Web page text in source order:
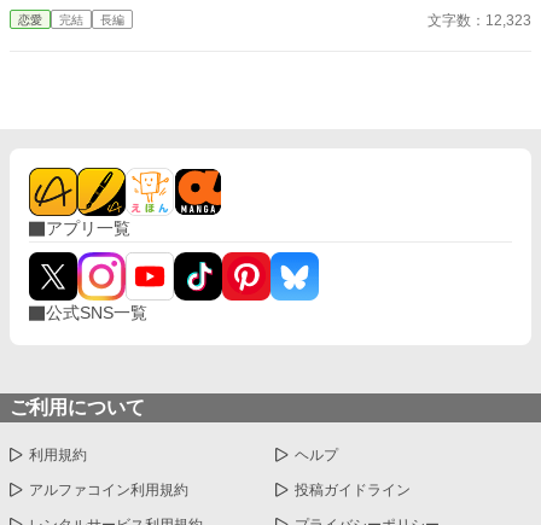
で、その場の空気を眺めていた。 「エレノア・フォン・リーベル
ト！ 私は貴様との婚約をここに破棄する！」 高らかに宣言し
恋愛 完結 長編 文字数：12,323
アプリ一覧
公式SNS一覧
ご利用について
利用規約 ヘルプ
アルファコイン利用規約 投稿ガイドライン